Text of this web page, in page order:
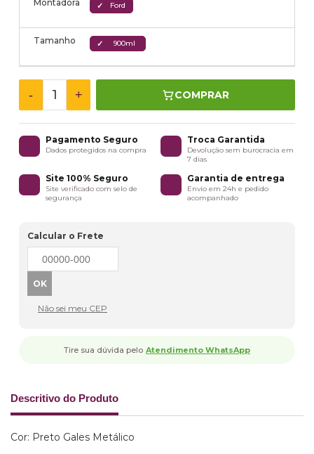
Montadora Ford
Tamanho 900ml
- + COMPRAR
Pagamento Seguro
Dados protegidos na compra
Troca Garantida
Devolução sem burocracia em
7 dias
Site 100% Seguro
Site verificado com selo de
segurança
Garantia de entrega
Envio em 24h e pedido
acompanhado
Calcular o Frete
Não sei meu CEP
Tire sua dúvida pelo Atendimento WhatsApp
Descritivo do Produto
Cor: Preto Gales Metálico